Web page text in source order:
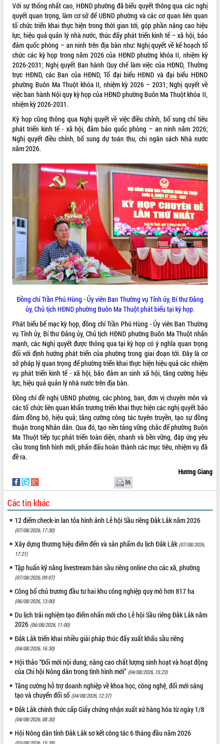
VIDEO
Khám bệnh, cấp phát thuốc miễn phí
và tặng quà người dân xã Cư Pui
Hội nghị UBND tỉnh Đắk Lắk thường kỳ
tháng 7/2026
Lễ truy tặng danh hiệu “Bà Mẹ Việt
Nam Anh hùng” và trao Huân chương
Lao động
UBND tỉnh Đắk Lắk triển khai nhiệm
vụ 6 tháng cuối năm 2026
tỉnh khóa XI quyết nghị nhiều nội dung
quan trọng
Bí thư Tỉnh ủy Lương Nguyễn Minh
Triết thăm, tặng quà người có công với
cách mạng
Rà soát, hoàn thiện hệ thống thiết chế
văn hóa, thể thao đáp ứng yêu cầu
phát triển mới
Thường trực HĐND tỉnh Đắk Lắk gặp
mặt Đoàn chuyên gia y tế TP. Hồ Chí
Minh
Lễ truy điệu và an táng hài cốt liệt sĩ
tại Nghĩa trang Liệt sĩ xã Sơn Hòa
Bàn giải pháp tháo gỡ khó khăn trong
xuất khẩu sầu riêng và triển khai quy
định EUDR
trường Nguyễn Hoàng Hiệp khảo sát
vùng trồng và doanh nghiệp đóng gói
sầu riêng tại Đắk Lắk
Trình diễn nghệ thuật chế biến các
món ăn từ sầu riêng
Đắk Lắk công bố Quy hoạch và xúc
tiến đầu tư tỉnh
Ngành cá ngừ Đắk Lắk chủ động thích
ứng để giữ vững thị trường xuất khẩu
Diễn đàn Kinh tế tư nhân Việt Nam đột
phá cơ chế - Hợp tác công tư
Đề án 06 tạo bước ngoặt đột phá trong
cải cách hành chính tỉnh Đắk Lắk
Kết nối tour, đẩy mạnh chuyển đổi số
để phát triển du lịch Đắk Lắk
Khởi động Dự án Đầu tư xây dựng hạ
tầng kỹ thuật Cụm công nghiệp Tân
Tiến
Gặp mặt các cơ quan báo chí nhân Kỷ
niệm 101 năm Ngày Báo chí Cách
mạng Việt Nam
Đắk Lắk sơ kết 4 năm triển khai thực
hiện Đề án 06 của Chính phủ
Họp báo thông tin về Hội nghị Công bố
ALBUM ẢNH
LIÊN KẾT WEB
THỐNG KÊ TRUY CẬP
Hôm nay: 40164
Tất cả:
66085487
Với sự thống nhất cao, HĐND phường đã biểu quyết thông qua các nghị
quyết quan trọng, làm cơ sở để UBND phường và các cơ quan liên quan
tổ chức triển khai thực hiện trong thời gian tới, góp phần nâng cao hiệu
lực, hiệu quả quản lý nhà nước, thúc đẩy phát triển kinh tế – xã hội, bảo
đảm quốc phòng – an ninh trên địa bàn như: Nghị quyết về kế hoạch tổ
chức các kỳ họp trong năm 2026 của HĐND phường khóa II, nhiệm kỳ
2026-2031; Nghị quyết Ban hành Quy chế làm việc của HĐND, Thường
trực HĐND, các Ban của HĐND, Tổ đại biểu HĐND và đại biểu HĐND
phường Buôn Ma Thuột khóa II, nhiệm kỳ 2026 – 2031; Nghị quyết về
việc ban hành Nội quy kỳ họp của HĐND phường Buôn Ma Thuột khóa II,
nhiệm kỳ 2026-2031.
Kỳ họp cũng thông qua Nghị quyết về việc điều chỉnh, bổ sung chỉ tiêu
phát triển kinh tế - xã hội, đảm bảo quốc phòng – an ninh năm 2026;
Nghị quyết điều chỉnh, bổ sung dự toán thu, chi ngân sách Nhà nước
năm 2026.
Đồng chí Trần Phú Hùng - Ủy viên Ban Thường vụ Tỉnh ủy, Bí thư Đảng
ủy, Chủ tịch HĐND phường Buôn Ma Thuột phát biểu tại kỳ họp.
Phát biểu bế mạc kỳ họp, đồng chí Trần Phú Hùng - Ủy viên Ban Thường
vụ Tỉnh ủy, Bí thư Đảng ủy, Chủ tịch HĐND phường Buôn Ma Thuột nhấn
mạnh, các Nghị quyết được thông qua tại kỳ họp có ý nghĩa quan trọng
đối với định hướng phát triển của phường trong giai đoạn tới. Đây là cơ
sở pháp lý quan trọng để phường triển khai thực hiện hiệu quả các nhiệm
vụ phát triển kinh tế - xã hội, bảo đảm an sinh xã hội, tăng cường hiệu
lực, hiệu quả quản lý nhà nước trên địa bàn.
Đồng chí đề nghị UBND phường, các phòng, ban, đơn vị chuyên môn và
các tổ chức liên quan khẩn trương triển khai thực hiện các nghị quyết bảo
đảm đồng bộ, hiệu quả; tăng cường công tác tuyên truyền, tạo sự đồng
thuận trong Nhân dân. Qua đó, tạo nền tảng vững chắc để phường Buôn
Ma Thuột tiếp tục phát triển toàn diện, nhanh và bền vững, đáp ứng yêu
cầu trong tình hình mới, phấn đấu hoàn thành các mục tiêu, nhiệm vụ đã
đề ra.
Hương Giang
In
Các tin khác
12 điểm check-in lan tỏa hình ảnh Lễ hội Sầu riêng Đắk Lắk năm 2026
(07/08/2026, 17:30)
Xây dựng thương hiệu điểm đến và sản phẩm du lịch Đắk Lắk (07/08/2026,
17:21)
Tập huấn kỹ năng livestream bán sầu riêng online cho các xã, phường
(07/08/2026, 09:07)
Công bố chủ trương đầu tư hai khu công nghiệp quy mô hơn 817 ha
(06/08/2026, 13:00)
Du lịch trải nghiệm tạo điểm nhấn mới cho Lễ hội Sầu riêng Đắk Lắk năm
2026 (06/08/2026, 11:00)
Đắk Lắk triển khai nhiều giải pháp thúc đẩy xuất khẩu sầu riêng
(04/08/2026, 16:30)
Hội thảo “Đổi mới nội dung, nâng cao chất lượng sinh hoạt và hoạt động
của Chi hội Nông dân trong tình hình mới” (04/08/2026, 15:23)
Tăng cường hỗ trợ doanh nghiệp về khoa học, công nghệ, đổi mới sáng
tạo và chuyển đổi số (04/08/2026, 12:37)
Đắk Lắk chính thức cấp Giấy chứng nhận xuất xứ hàng hóa từ ngày 1/8
(04/08/2026, 08:30)
Hội Nông dân tỉnh Đắk Lắk sơ kết công tác 6 tháng đầu năm 2026